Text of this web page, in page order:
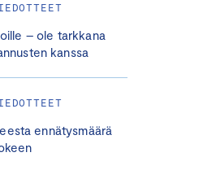
– ole tarkkana
kanssa
ennätysmäärä